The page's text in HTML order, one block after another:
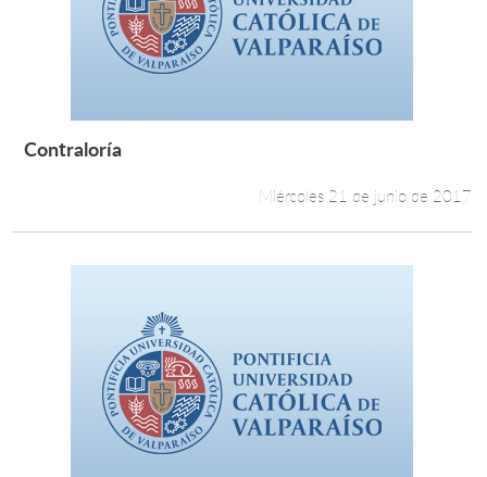
Contraloría
Miércoles 21 de junio de 2017